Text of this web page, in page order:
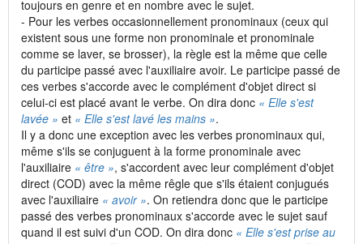
toujours en genre et en nombre avec le sujet.
- Pour les verbes occasionnellement pronominaux (ceux qui
existent sous une forme non pronominale et pronominale
comme se laver, se brosser), la règle est la même que celle
du participe passé avec l'auxiliaire avoir. Le participe passé de
ces verbes s'accorde avec le complément d'objet direct si
celui-ci est placé avant le verbe. On dira donc « Elle s'est
lavée » et « Elle s'est lavé les mains ».
Il y a donc une exception avec les verbes pronominaux qui,
même s'ils se conjuguent à la forme pronominale avec
l'auxiliaire « être », s'accordent avec leur complément d'objet
direct (COD) avec la même rêgle que s'ils étaient conjugués
avec l'auxiliaire « avoir ». On retiendra donc que le participe
passé des verbes pronominaux s'accorde avec le sujet sauf
quand il est suivi d'un COD. On dira donc « Elle s'est prise au